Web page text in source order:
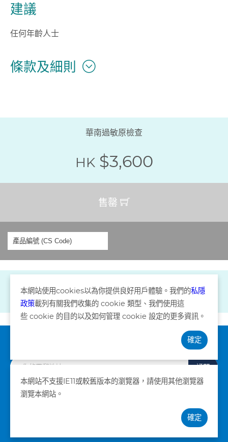
建議
任何年齡人士
條款及細則
華南過敏原檢查
HK $3,600
售罄
訂閱
私隱政策 條款及細則
本網站使用cookies以為你提供良好用戶體驗。我們的私隱
政策載列有關我們收集的 cookie 類型、我們使用這
些 cookie 的目的以及如何管理 cookie 設定的更多資訊。
確定
本網站不支援IE11或較舊版本的瀏覽器，請使用其他瀏覽器
瀏覽本網站。
確定